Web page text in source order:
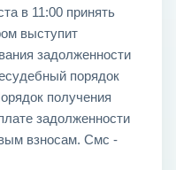
в 11:00 принять
выступит
задолженности
порядок
получения
задолженности
взносам. Смс -